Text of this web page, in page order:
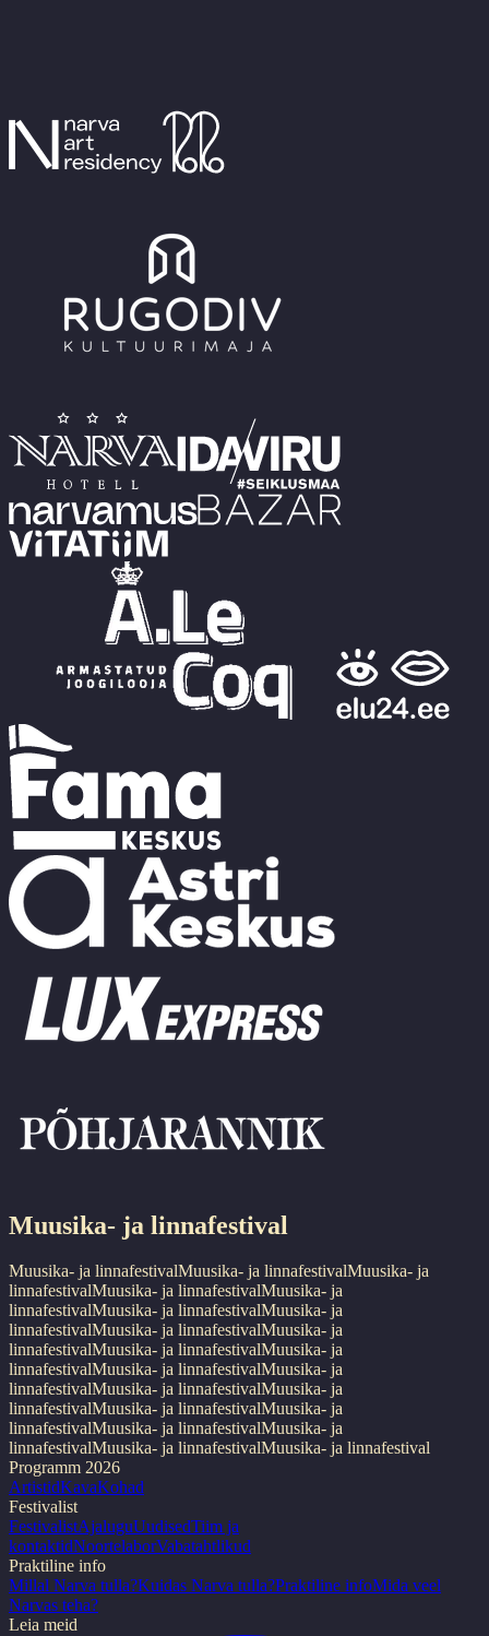
Muusika- ja linnafestival
Muusika- ja linnafestivalMuusika- ja linnafestivalMuusika- ja
linnafestivalMuusika- ja linnafestivalMuusika- ja
linnafestivalMuusika- ja linnafestivalMuusika- ja
linnafestivalMuusika- ja linnafestivalMuusika- ja
linnafestivalMuusika- ja linnafestivalMuusika- ja
linnafestivalMuusika- ja linnafestivalMuusika- ja
linnafestivalMuusika- ja linnafestivalMuusika- ja
linnafestivalMuusika- ja linnafestivalMuusika- ja
linnafestivalMuusika- ja linnafestivalMuusika- ja
linnafestivalMuusika- ja linnafestivalMuusika- ja linnafestival
Programm 2026
ArtistidKavaKohad
Festivalist
FestivalistAjaluguUudisedTiim ja
kontaktidNoortelaborVabatahtlikud
Praktiline info
Millal Narva tulla?Kuidas Narva tulla?Praktiline infoMida veel
Narvas teha?
Leia meid